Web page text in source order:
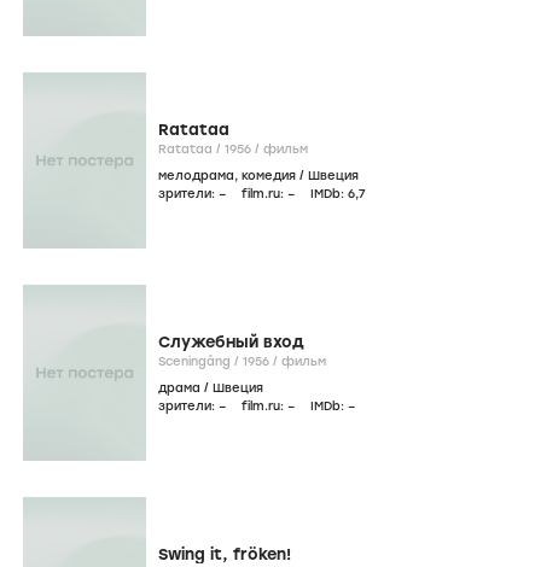
Ratataa
Ratataa / 1956 / фильм
мелодрама, комедия / Швеция
зрители: – film.ru: – IMDb: 6,7
Служебный вход
Sceningång / 1956 / фильм
драма / Швеция
зрители: – film.ru: – IMDb: –
Swing it, fröken!